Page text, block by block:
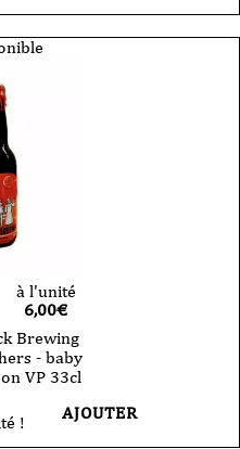
à l'unité
6,00€
Brewing
- baby
VP 33cl
! AJOUTER